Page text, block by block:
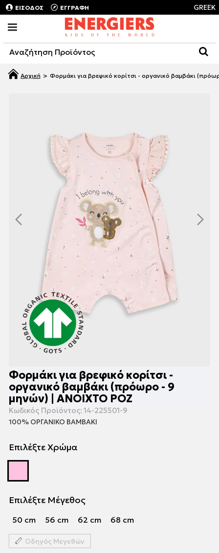
ΕΙΣΟΔΟΣ ΕΓΓΡΑΦΗ GREEK
Φορμάκι για βρεφικό κορίτσι - οργανικό βαμβάκι
Φορμάκι για βρεφικό κορίτσι -
οργανικό βαμβάκι (πρόωρο - 9
μηνών) | ΑΝΟΙΧΤΟ ΡΟΖ
Κωδικός Προϊόντος: 14-225501-9
100% ΟΡΓΑΝΙΚΟ ΒΑΜΒΑΚΙ
Επιλέξτε Χρώμα
Επιλέξτε Μέγεθος
50 cm 56 cm 62 cm 68 cm
Οδηγός Μεγεθών